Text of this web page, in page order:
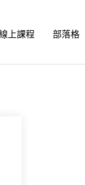
上課程 部落格